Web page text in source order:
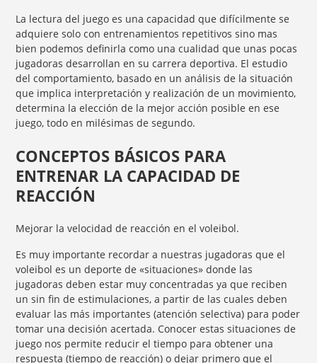
La lectura del juego es una capacidad que difícilmente se
adquiere solo con entrenamientos repetitivos sino mas
bien podemos definirla como una cualidad que unas pocas
jugadoras desarrollan en su carrera deportiva. El estudio
del comportamiento, basado en un análisis de la situación
que implica interpretación y realización de un movimiento,
determina la elección de la mejor acción posible en ese
juego, todo en milésimas de segundo.
CONCEPTOS BÁSICOS PARA
ENTRENAR LA CAPACIDAD DE
REACCIÓN
Mejorar la velocidad de reacción en el voleibol.
Es muy importante recordar a nuestras jugadoras que el
voleibol es un deporte de «situaciones» donde las
jugadoras deben estar muy concentradas ya que reciben
un sin fin de estimulaciones, a partir de las cuales deben
evaluar las más importantes (atención selectiva) para poder
tomar una decisión acertada. Conocer estas situaciones de
juego nos permite reducir el tiempo para obtener una
respuesta (tiempo de reacción) o dejar primero que el